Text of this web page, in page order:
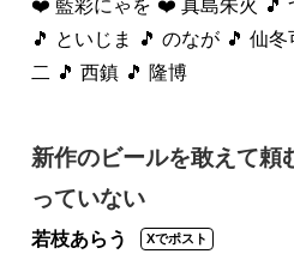
❤️ 藍彩にゃを ❤️ 真島朱火 🎵
🎵 といじま
🎵 のなが 🎵 仙冬
二 🎵 西鎮 🎵 隆博
新作のビールを敢えて頼
っていない
若枝あらう Xでポスト